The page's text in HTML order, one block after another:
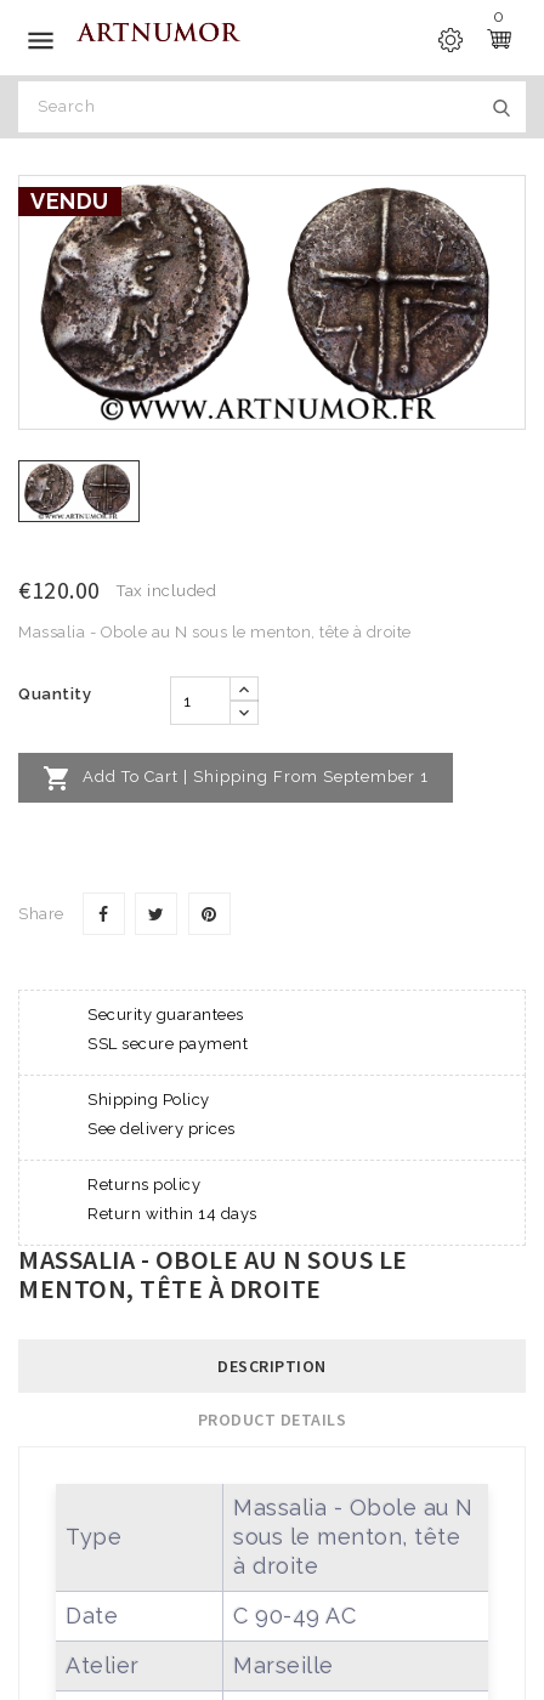

0
VENDU
€120.00 Tax included
Massalia - Obole au N sous le menton, tête à droite
Quantity
 Add To Cart | Shipping From September 1
Share
Security guarantees
SSL secure payment
Shipping Policy
See delivery prices
Returns policy
Return within 14 days
MASSALIA - OBOLE AU N SOUS LE
MENTON, TÊTE À DROITE
DESCRIPTION
PRODUCT DETAILS
Type
Massalia - Obole au N
sous le menton, tête
à droite
Date
C 90-49 AC
Atelier
Marseille